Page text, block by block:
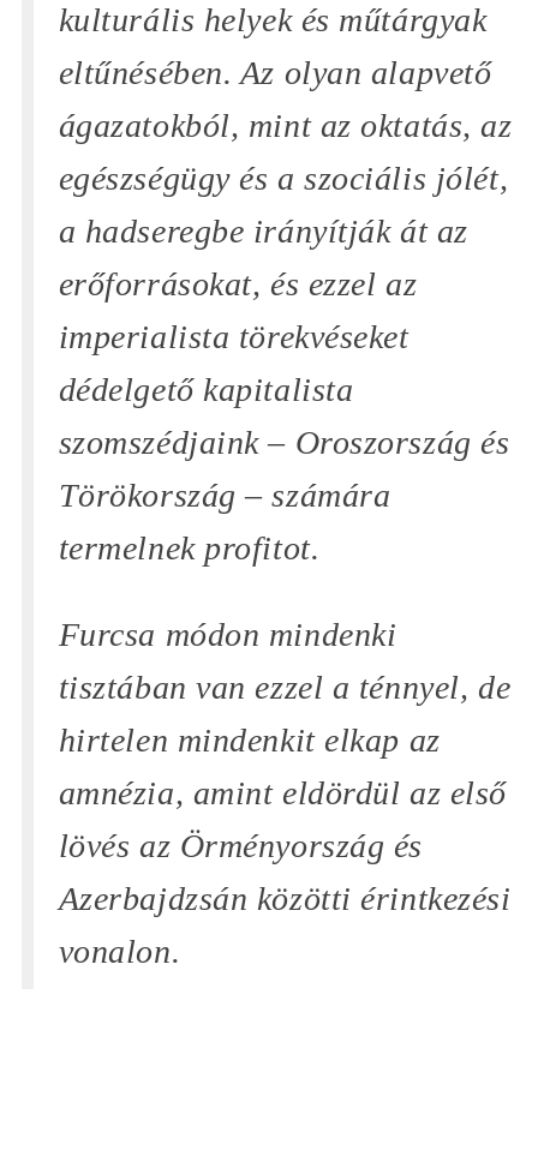
kulturális helyek és műtárgyak
eltűnésében. Az olyan alapvető
ágazatokból, mint az oktatás, az
egészségügy és a szociális jólét,
a hadseregbe irányítják át az
erőforrásokat, és ezzel az
imperialista törekvéseket
dédelgető kapitalista
szomszédjaink – Oroszország és
Törökország – számára
termelnek profitot.
Furcsa módon mindenki
tisztában van ezzel a ténnyel, de
hirtelen mindenkit elkap az
amnézia, amint eldördül az első
lövés az Örményország és
Azerbajdzsán közötti érintkezési
vonalon.